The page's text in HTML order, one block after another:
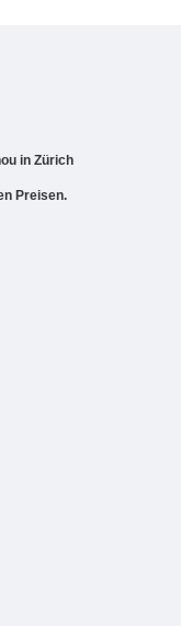
in Zürich
Preisen.